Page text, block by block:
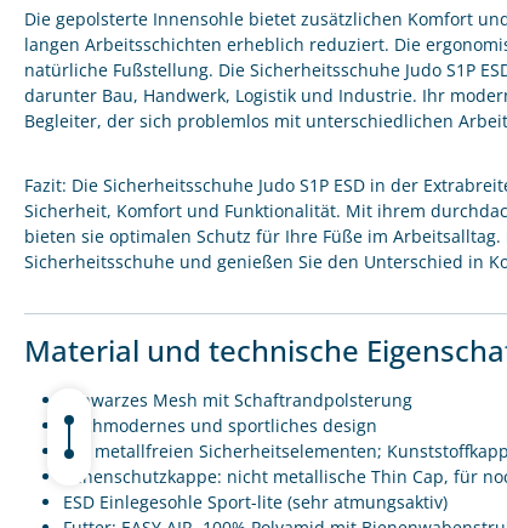
Die gepolsterte Innensohle bietet zusätzlichen Komfort
langen Arbeitsschichten erheblich reduziert. Die
natürliche Fußstellung. Die Sicherheitsschuhe Judo S1P
darunter Bau, Handwerk, Logistik und Industrie. Ihr
Begleiter, der sich problemlos mit unterschiedlichen
Fazit: Die Sicherheitsschuhe Judo S1P ESD in der
Sicherheit, Komfort und Funktionalität. Mit ihrem
bieten sie optimalen Schutz für Ihre Füße im
Sicherheitsschuhe und genießen Sie den Unterschied in
Material und technische
schwarzes Mesh mit Schaftrandpolsterung
hochmodernes und sportliches design
mit metallfreien Sicherheitselementen;
Zehenschutzkappe: nicht metallische Thin Cap, für
ESD Einlegesohle Sport-lite (sehr atmungsaktiv)